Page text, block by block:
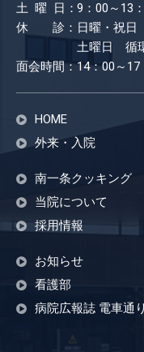
土 曜 日：9：00～13
休 診： 日曜・祝
土曜日 循
面会時間：14：00～
HOME
外来・入院
南一条クッキング
当院について
採用情報
お知らせ
看護部
病院広報誌 電車通